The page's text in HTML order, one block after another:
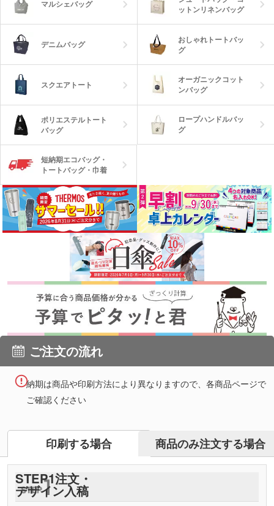
マルシェバッグ
ットンリネンバッグ
デニムバッグ
おしゃれトートバッ
グ
スクエアトート
オーガニックコット
ンバッグ
ポリエステルトート
バッグ
ロープハンドルバッ
グ
短納期エコバッグ・
トートバッグ・巾着
ご注文の流れ
納期は商品や印刷方法により異なりますので、各商品ページで
ご確認ください
印刷する場合 商品のみ注文する場合
STEP1注文・
デザイン入稿